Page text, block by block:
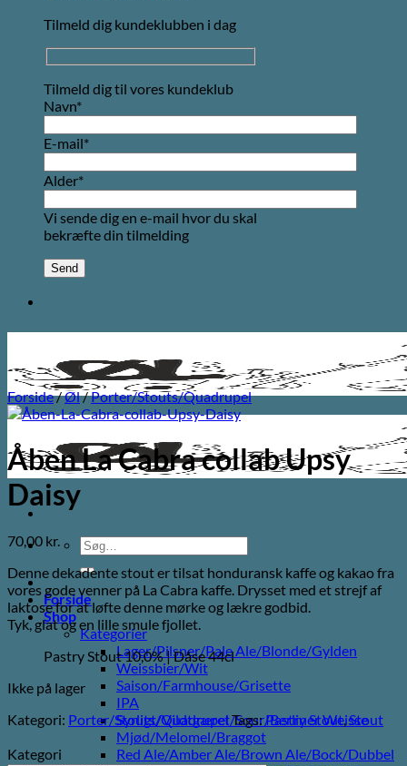
Tilmeld dig kundeklubben i dag
Tilmeld dig til vores kundeklub
Navn*
E-mail*
Alder*
Vi sende dig en e-mail hvor du skal
bekræfte din tilmelding
Søg
efter:
Forside
Shop
Kategorier
Lager/Pilsner/Pale Ale/Blonde/Gylden
Weissbier/Wit
Saison/Farmhouse/Grisette
IPA
Syrligt/Vildtgæret/Sour/Berliner Weisse
Mjød/Melomel/Braggot
Red Ale/Amber Ale/Brown Ale/Bock/Dubbel
Forside/Øl/Porter/Stouts/Quadrupel
Åben La Cabra collab Upsy
Daisy
70,00 kr.
Denne dekadente stout er tilsat honduransk kaffe og kakao fra
vores gode venner på La Cabra kaffe. Drysset med et strejf af
laktose for at løfte denne mørke og lækre godbid.
Tyk, glat og en lille smule fjollet.
Pastry Stout 10,0% | Dåse 44cl
Ikke på lager
Kategori: Porter/Stouts/QuadrupelTags:Pastry Stout,Stout
Kategori